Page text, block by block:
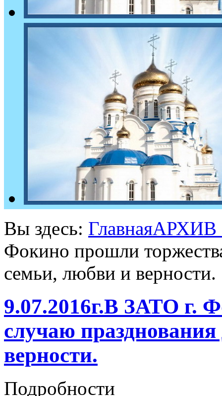
Вы здесь: Главная
Фокино прошли
семьи, любви и верности.
9.07.2016г.В ЗАТО г.
случаю
верности.
Подробности